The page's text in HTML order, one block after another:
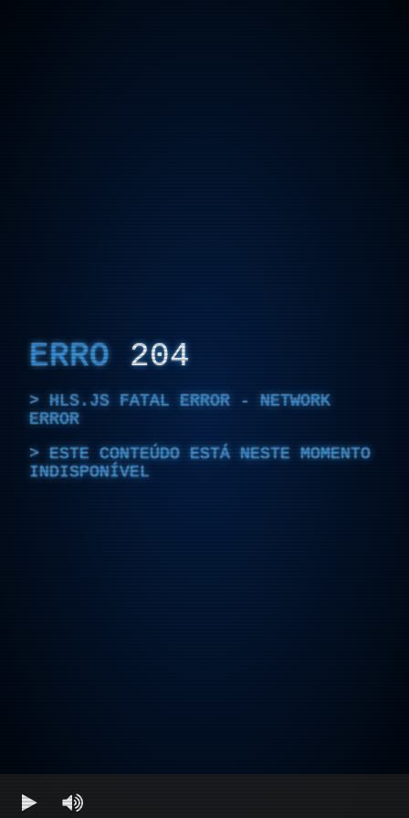
ERRO 204
HLS.JS FATAL ERROR - NETWORK
ERROR
ESTE CONTEÚDO ESTÁ NESTE MOMENTO
INDISPONÍVEL